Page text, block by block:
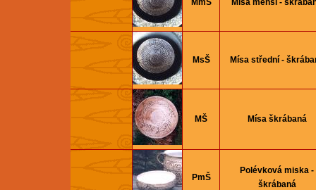
MmŠ Mísa menší -
MsŠ Mísa střední -
MŠ Mísa škrábaná
PmŠ
Polévková miska -
škrábaná